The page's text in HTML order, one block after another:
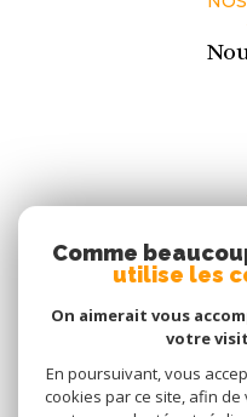
Se
Comme
utilise les
On aimerait vous
votre
En poursuivant, vous
cookies par ce site, afin